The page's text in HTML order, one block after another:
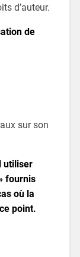
d’auteur.
de
sur son
utiliser
fournis
où la
point.